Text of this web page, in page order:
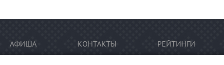
АФИША КОНТАКТЫ РЕЙТИНГИ